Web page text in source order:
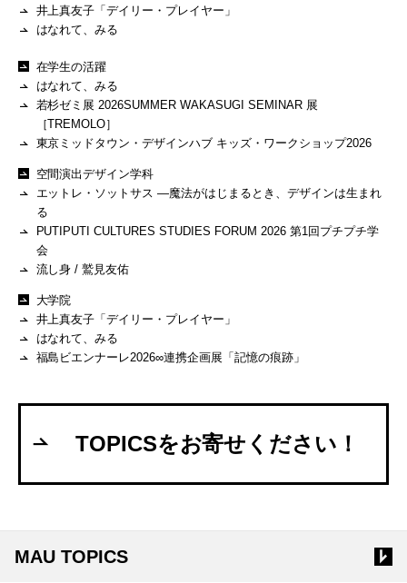
井上真友子「デイリー・プレイヤー」
はなれて、みる
在学生の活躍
はなれて、みる
若杉ゼミ展 2026SUMMER WAKASUGI SEMINAR 展
［TREMOLO］
東京ミッドタウン・デザインハブ キッズ・ワークショップ2026
空間演出デザイン学科
エットレ・ソットサス —魔法がはじまるとき、デザインは生まれ
る
PUTIPUTI CULTURES STUDIES FORUM 2026 第1回プチプチ学
会
流し身 / 鷲見友佑
大学院
井上真友子「デイリー・プレイヤー」
はなれて、みる
福島ビエンナーレ2026∞連携企画展「記憶の痕跡」
TOPICSをお寄せください！
MAU TOPICS